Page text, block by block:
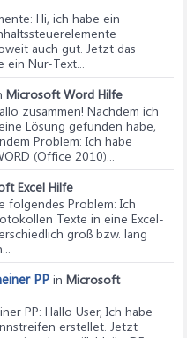
: Hi, ich habe ein
auch gut. Jetzt das
ein Nur-Text...
Microsoft Word Hilfe
zusammen! Nachdem ich
Lösung gefunden habe,
Problem: Ich habe
(Office 2010)...
Excel Hilfe
folgendes Problem: Ich
Texte in eine Excel-
groß bzw. lang
PP in Microsoft
PP: Hallo User, Ich habe
erstellet. Jetzt